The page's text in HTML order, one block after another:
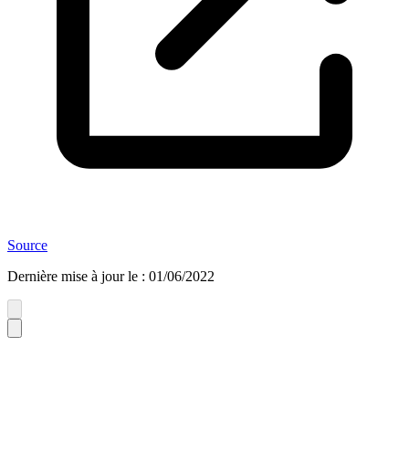
Source
Dernière mise à jour le : 01/06/2022